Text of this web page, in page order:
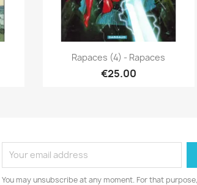
Quick view
Rapaces (4) - Rapaces
€25.00
You may unsubscribe at any moment. For that